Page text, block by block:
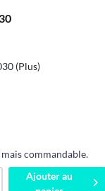
(Plus)
commandable.
Ajouter au